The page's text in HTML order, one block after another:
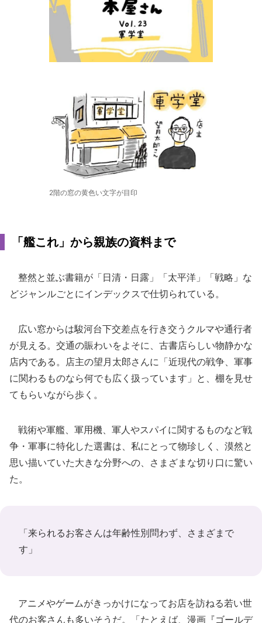
2階の窓の黄色い文字が目印
「艦これ」から親族の資料まで
整然と並ぶ書籍が「日清・日露」「太平洋」「戦略」な
どジャンルごとにインデックスで仕切られている。
広い窓からは駿河台下交差点を行き交うクルマや通行者
が見える。交通の賑わいをよそに、古書店らしい物静かな
店内である。店主の望月太郎さんに「近現代の戦争、軍事
に関わるものなら何でも広く扱っています」と、棚を見せ
てもらいながら歩く。
戦術や軍艦、軍用機、軍人やスパイに関するものなど戦
争・軍事に特化した選書は、私にとって物珍しく、漠然と
思い描いていた大きな分野への、さまざまな切り口に驚い
た。
「来られるお客さんは年齢性別問わず、さまざまで
す」
アニメやゲームがきっかけになってお店を訪ねる若い世
代のお客さんも多いそうだ。「たとえば、漫画『ゴールデ